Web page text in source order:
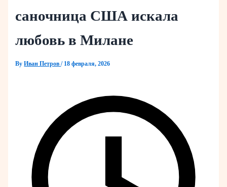
саночница США искала
любовь в Милане
ByИван Петров/ 18 февраля, 2026